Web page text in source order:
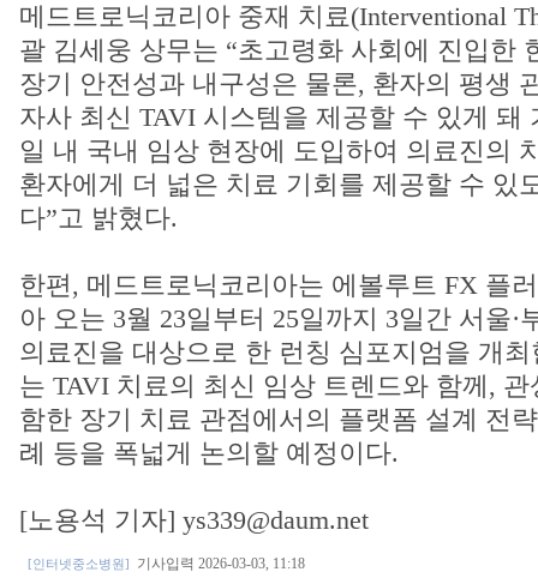
메드트로닉코리아 중재 치료(Interventional
괄 김세웅 상무는 “초고령화 사회에 진입한
장기 안전성과 내구성은 물론, 환자의 평생
자사 최신 TAVI 시스템을 제공할 수 있게 돼
일 내 국내 임상 현장에 도입하여 의료진의
환자에게 더 넓은 치료 기회를 제공할 수 있
다”고 밝혔다.
한편, 메드트로닉코리아는 에볼루트 FX 플
아 오는 3월 23일부터 25일까지 3일간 서울·
의료진을 대상으로 한 런칭 심포지엄을 개
는 TAVI 치료의 최신 임상 트렌드와 함께,
함한 장기 치료 관점에서의 플랫폼 설계 전
례 등을 폭넓게 논의할 예정이다.
[노용석 기자] ys339@daum.net
[인터넷중소병원] 기사입력 2026-03-03, 11:18